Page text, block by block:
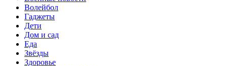
Волейбол
Гаджеты
Дети
Дом и сад
Еда
Звёзды
Здоровье